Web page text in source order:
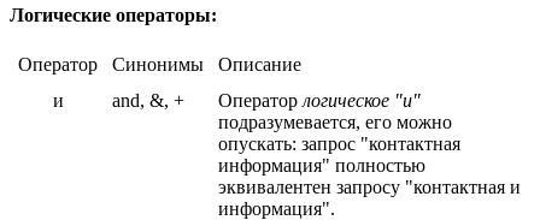
Логические операторы:
Оператор Синонимы
Описание
и
and, &, + Оператор логическое "и"
подразумевается, его можно
опускать: запрос "контактная
информация" полностью
эквивалентен запросу "контактная и
информация".